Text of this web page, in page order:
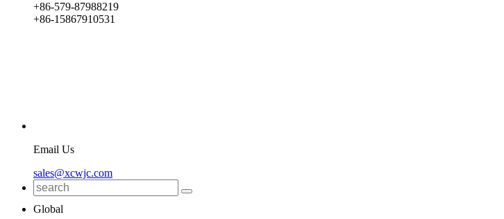
+86-579-87988219
+86-15867910531
Email Us
sales@xcwjc.com
Global